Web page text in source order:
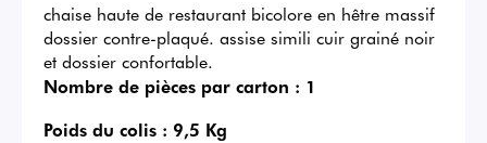
chaise haute de restaurant bicolore en hêtre massif
dossier contre-plaqué. assise simili cuir grainé noir
et dossier confortable.
Nombre de pièces par carton : 1
Poids du colis : 9,5 Kg